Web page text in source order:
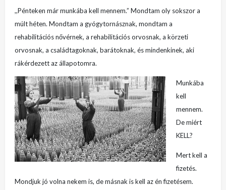
,,Pénteken már munkába kell mennem.” Mondtam oly sokszor a
múlt héten. Mondtam a gyógytornásznak, mondtam a
rehabilitációs nővérnek, a rehabilitációs orvosnak, a körzeti
orvosnak, a családtagoknak, barátoknak, és mindenkinek, aki
rákérdezett az állapotomra.
Munkába
kell
mennem.
De miért
KELL?
Mert kell a
fizetés.
Mondjuk jó volna nekem is, de másnak is kell az én fizetésem.